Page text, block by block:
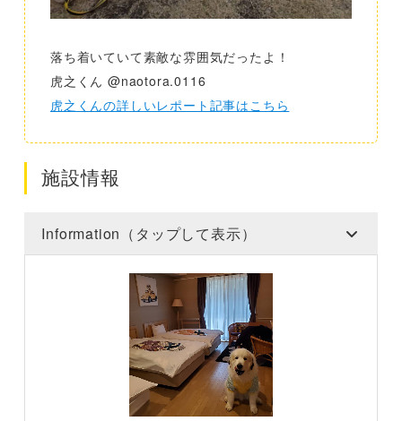
落ち着いていて素敵な雰囲気だったよ！
虎之くん @naotora.0116
虎之くんの詳しいレポート記事はこちら
施設情報
Information（タップして表示）